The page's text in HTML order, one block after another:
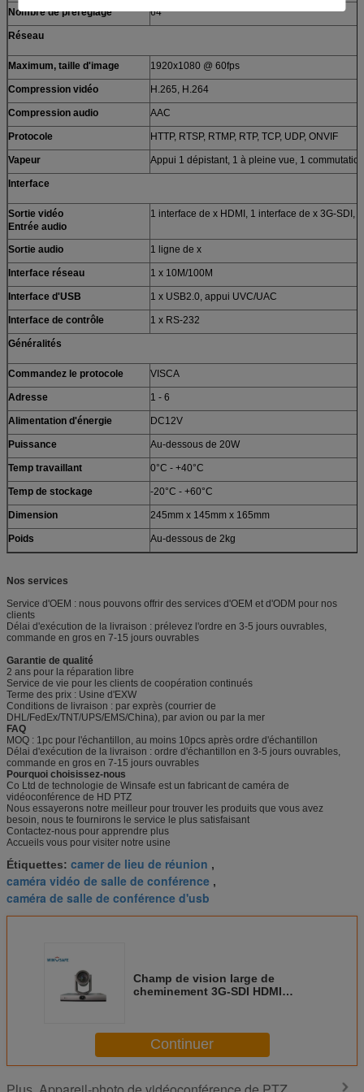
Nombre de préréglage 64
Réseau
Maximum, taille d'image 1920x1080 @ 60fps
Compression vidéo H.265, H.264
Compression audio AAC
Protocole HTTP, RTSP, RTMP, RTP, TCP, UDP, ONVIF
Vapeur Appui 1 dépistant, 1 à pleine vue, 1
Interface
Sortie vidéo
Entrée audio
1 interface de x HDMI, 1 interface de x 3G-SDI,
Sortie audio 1 ligne de x
Interface réseau 1 x 10M/100M
Interface d'USB 1 x USB2.0, appui UVC/UAC
Interface de contrôle 1 x RS-232
Généralités
Commandez le protocole VISCA
Adresse 1 - 6
Alimentation d'énergie DC12V
Puissance Au-dessous de 20W
Temp travaillant 0°C - +40°C
Temp de stockage -20°C - +60°C
Dimension 245mm x 145mm x 165mm
Poids Au-dessous de 2kg
Nos services
Service d'OEM : nous pouvons offrir des services d'OEM et d'ODM pour nos
clients
Délai d'exécution de la livraison : prélevez l'ordre en 3-5 jours ouvrables,
commande en gros en 7-15 jours ouvrables
Garantie de qualité
2 ans pour la réparation libre
Service de vie pour les clients de coopération continués
Terme des prix : Usine d'EXW
Conditions de livraison : par exprès (courrier de
DHL/FedEx/TNT/UPS/EMS/China), par avion ou par la mer
FAQ
MOQ : 1pc pour l'échantillon, au moins 10pcs après ordre d'échantillon
Délai d'exécution de la livraison : ordre d'échantillon en 3-5 jours ouvrables,
commande en gros en 7-15 jours ouvrables
Pourquoi choisissez-nous
Co Ltd de technologie de Winsafe est un fabricant de caméra de
vidéoconférence de HD PTZ
Nous essayerons notre meilleur pour trouver les produits que vous avez
besoin, nous te fournirons le service le plus satisfaisant
Contactez-nous pour apprendre plus
Accueils vous pour visiter notre usine
Étiquettes: camer de lieu de réunion ,
caméra vidéo de salle de conférence ,
caméra de salle de conférence d'usb
Champ de vision large de
cheminement 3G-SDI HDMI
d'IP
Continuer